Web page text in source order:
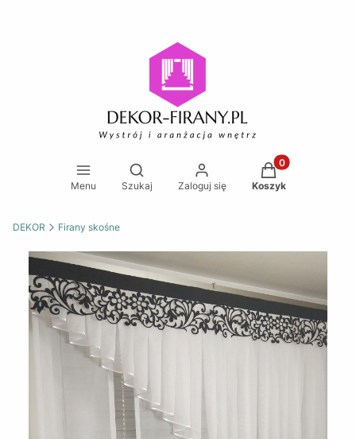
Menu
Otwórz wyszukiwarkę
Szukaj Zaloguj się
Produkty w
Koszyk
DEKOR Firany skośne